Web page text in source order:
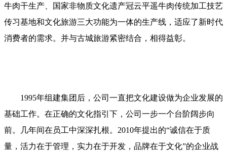
牛肉干生产、国家非物质文化遗产冠云平遥牛肉传统加工技艺
传习基地和文化旅游三大功能为一体的生产线，适应了新时代
消费者的需求。并与古城旅游紧密结合，相得益彰。
1995年组建集团后，公司一直把文化建设做为企业发展的
基础工作。在正确的文化指引下，公司一步一个台阶阔步向
前。几年间在员工中深深扎根。2010年提出的“诚信在于质
量，活力在于管理，实力在于开发，品牌在于文化”的企业战